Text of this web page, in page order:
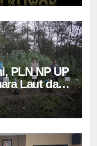
PLN NP UP
Laut dan